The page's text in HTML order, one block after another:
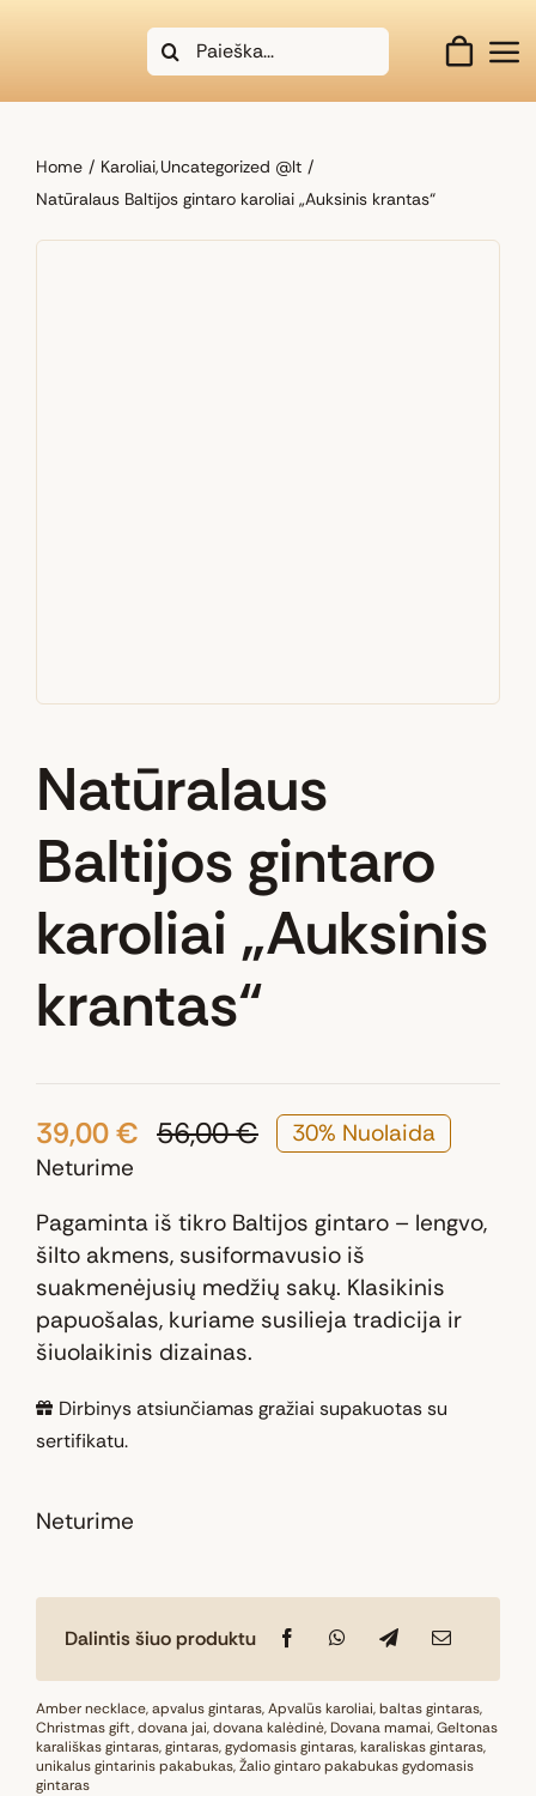
Search
for:
Home Karoliai Uncategorized @lt
Natūralaus Baltijos gintaro karoliai „Auksinis krantas“
Natūralaus
Baltijos gintaro
karoliai „Auksinis
krantas“
56,00€Original
was:
56,00 €.
39,00€
Current
is:
39,00 €.
30% Nuolaida
Neturime
Pagaminta iš tikro Baltijos gintaro – lengvo,
šilto akmens, susiformavusio iš
suakmenėjusių medžių sakų. Klasikinis
papuošalas, kuriame susilieja tradicija ir
šiuolaikinis dizainas.
Dirbinys atsiunčiamas gražiai supakuotas su
sertifikatu.
Neturime
Dalintis šiuo produktu
Amber necklace,apvalus gintaras,Apvalūs karoliai,baltas gintaras,
Christmas gift,dovana jai,dovana kalėdinė,Dovana mamai,Geltonas
karališkas gintaras,gintaras,gydomasis gintaras,karaliskas gintaras,
unikalus gintarinis pakabukas,Žalio gintaro pakabukas gydomasis
gintaras